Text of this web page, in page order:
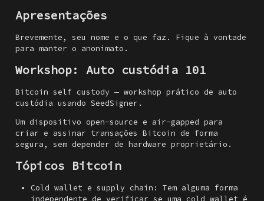
Apresentações
Brevemente, seu nome e o que faz. Fique à vontade
para manter o anonimato.
Workshop: Auto custódia 101
Bitcoin self custody — workshop prático de auto
custódia usando SeedSigner .
Um dispositivo open-source e air-gapped para
criar e assinar transações Bitcoin de forma
segura, sem depender de hardware proprietário.
Tópicos Bitcoin
Cold wallet e supply chain:
Tem alguma forma
independente de verificar se uma cold wallet é